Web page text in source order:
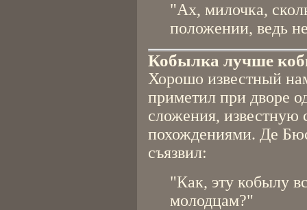
"Ах, милочка,
положении, ведь
Кобылка лучше
Хорошо известный
приметил при дворе
сложения,
похождениями. Де
съязвил:
"Как, эту кобылу
молодцам?"